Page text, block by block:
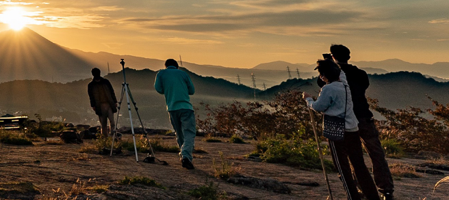
移住者インタビュ
ー
INTERVIEW
インタビュー
メディア掲載情報
地元中学生の移住者訪問
大学生と探る移住者たちの生き方
移住関係者のキャリアの重ね方
新着情報 NEWS
新着情報一覧